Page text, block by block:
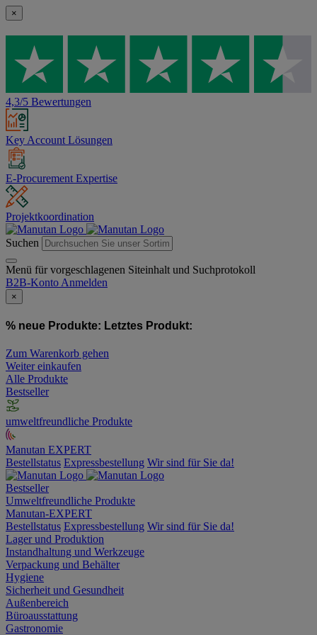
×
4,3/5 Bewertungen
Key Account Lösungen
E-Procurement Expertise
Projektkoordination
Suchen
Menü für vorgeschlagenen Siteinhalt und Suchprotokoll
B2B-Konto Anmelden
×
% neue Produkte: Letztes Produkt:
Zum Warenkorb gehen
Weiter einkaufen
Alle Produkte
Bestseller
umweltfreundliche Produkte
Manutan EXPERT
Bestellstatus Expressbestellung Wir sind für Sie da!
Bestseller
Umweltfreundliche Produkte
Manutan-EXPERT
Bestellstatus Expressbestellung Wir sind für Sie da!
Lager und Produktion
Instandhaltung und Werkzeuge
Verpackung und Behälter
Hygiene
Sicherheit und Gesundheit
Außenbereich
Büroausstattung
Gastronomie